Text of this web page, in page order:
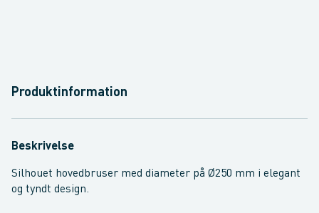
Produktinformation
Beskrivelse
Silhouet hovedbruser med diameter på Ø250 mm i elegant
og tyndt design.